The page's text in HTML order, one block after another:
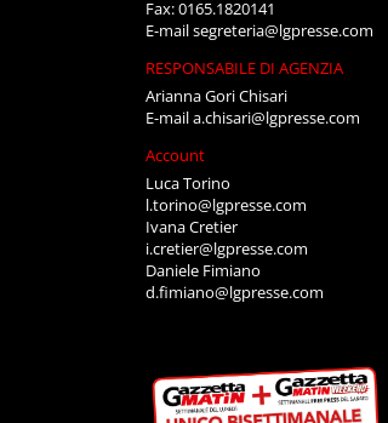
Fax: 0165.1820141
E-mailsegreteria@lgpresse.com
RESPONSABILE DI AGENZIA
Arianna Gori Chisari
E-maila.chisari@lgpresse.com
Account
Luca Torino
l.torino@lgpresse.com
Ivana Cretier
i.cretier@lgpresse.com
Daniele Fimiano
d.fimiano@lgpresse.com